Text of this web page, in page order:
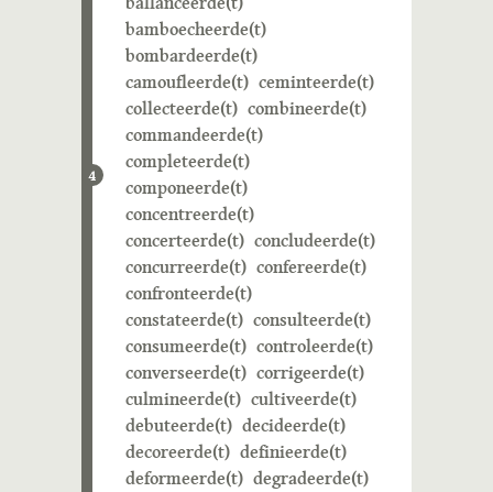
4
bamboecheerde(t)
bombardeerde(t)
camoufleerde(t) ceminteerde(t)
collecteerde(t) combineerde(t)
commandeerde(t)
completeerde(t)
componeerde(t)
concentreerde(t)
concerteerde(t) concludeerde(t)
concurreerde(t) confereerde(t)
confronteerde(t)
constateerde(t) consulteerde(t)
consumeerde(t) controleerde(t)
converseerde(t) corrigeerde(t)
culmineerde(t) cultiveerde(t)
debuteerde(t) decideerde(t)
decoreerde(t) definieerde(t)
deformeerde(t) degradeerde(t)